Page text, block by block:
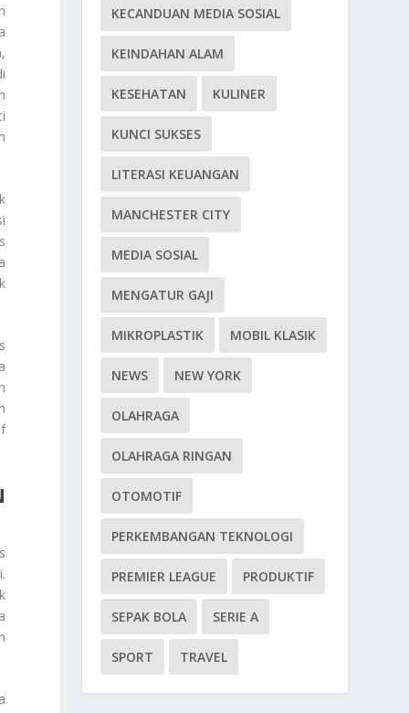
KECANDUAN MEDIA SOSIAL
KEINDAHAN ALAM
KESEHATAN KULINER
KUNCI SUKSES
LITERASI KEUANGAN
MANCHESTER CITY
MEDIA SOSIAL
MENGATUR GAJI
MIKROPLASTIK MOBIL KLASIK
NEWS NEW YORK
OLAHRAGA
OLAHRAGA RINGAN
OTOMOTIF
PERKEMBANGAN TEKNOLOGI
PREMIER LEAGUE PRODUKTIF
SEPAK BOLA SERIE A
SPORT TRAVEL